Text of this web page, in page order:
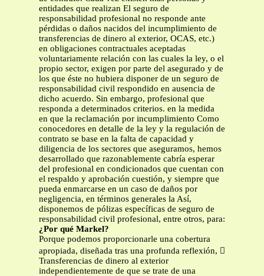
entidades que realizan El seguro de
responsabilidad profesional no responde ante
pérdidas o daños nacidos del incumplimiento de
transferencias de dinero al exterior, OCAS, etc.)
en obligaciones contractuales aceptadas
voluntariamente relación con las cuales la ley, o el
propio sector, exigen por parte del asegurado y de
los que éste no hubiera disponer de un seguro de
responsabilidad civil respondido en ausencia de
dicho acuerdo. Sin embargo, profesional que
responda a determinados criterios. en la medida
en que la reclamación por incumplimiento Como
conocedores en detalle de la ley y la regulación de
contrato se base en la falta de capacidad y
diligencia de los sectores que aseguramos, hemos
desarrollado que razonablemente cabría esperar
del profesional en condicionados que cuentan con
el respaldo y aprobación cuestión, y siempre que
pueda enmarcarse en un caso de daños por
negligencia, en términos generales la Así,
disponemos de pólizas específicas de seguro de
responsabilidad civil profesional, entre otros, para:
¿Por qué Markel?
Porque podemos proporcionarle una cobertura
apropiada, diseñada tras una profunda reflexión, 
Transferencias de dinero al exterior
independientemente de que se trate de una